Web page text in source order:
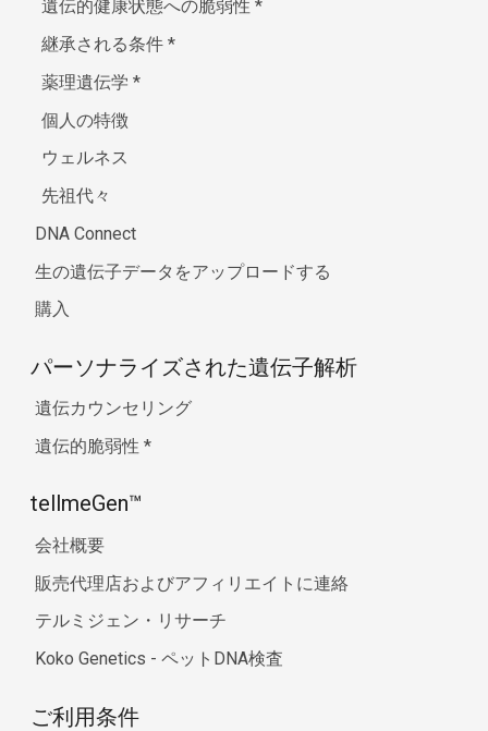
遺伝的健康状態への脆弱性*
継承される条件*
薬理遺伝学*
個人の特徴
ウェルネス
先祖代々
DNA Connect
生の遺伝子データをアップロードする
購入
パーソナライズされた遺伝子解析
遺伝カウンセリング
遺伝的脆弱性 *
tellmeGen™
会社概要
販売代理店およびアフィリエイトに連絡
テルミジェン・リサーチ
Koko Genetics - ペットDNA検査
ご利用条件